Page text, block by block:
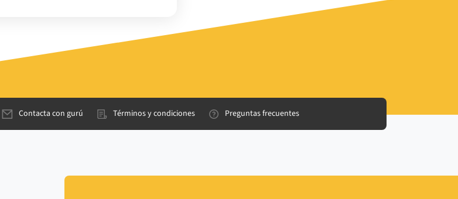
Contacta con gurú Términos y condiciones Preguntas frecuentes